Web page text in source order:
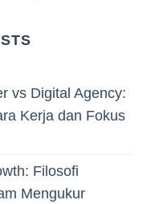
vs Digital Agency:
Kerja dan Fokus
Filosofi
Mengukur